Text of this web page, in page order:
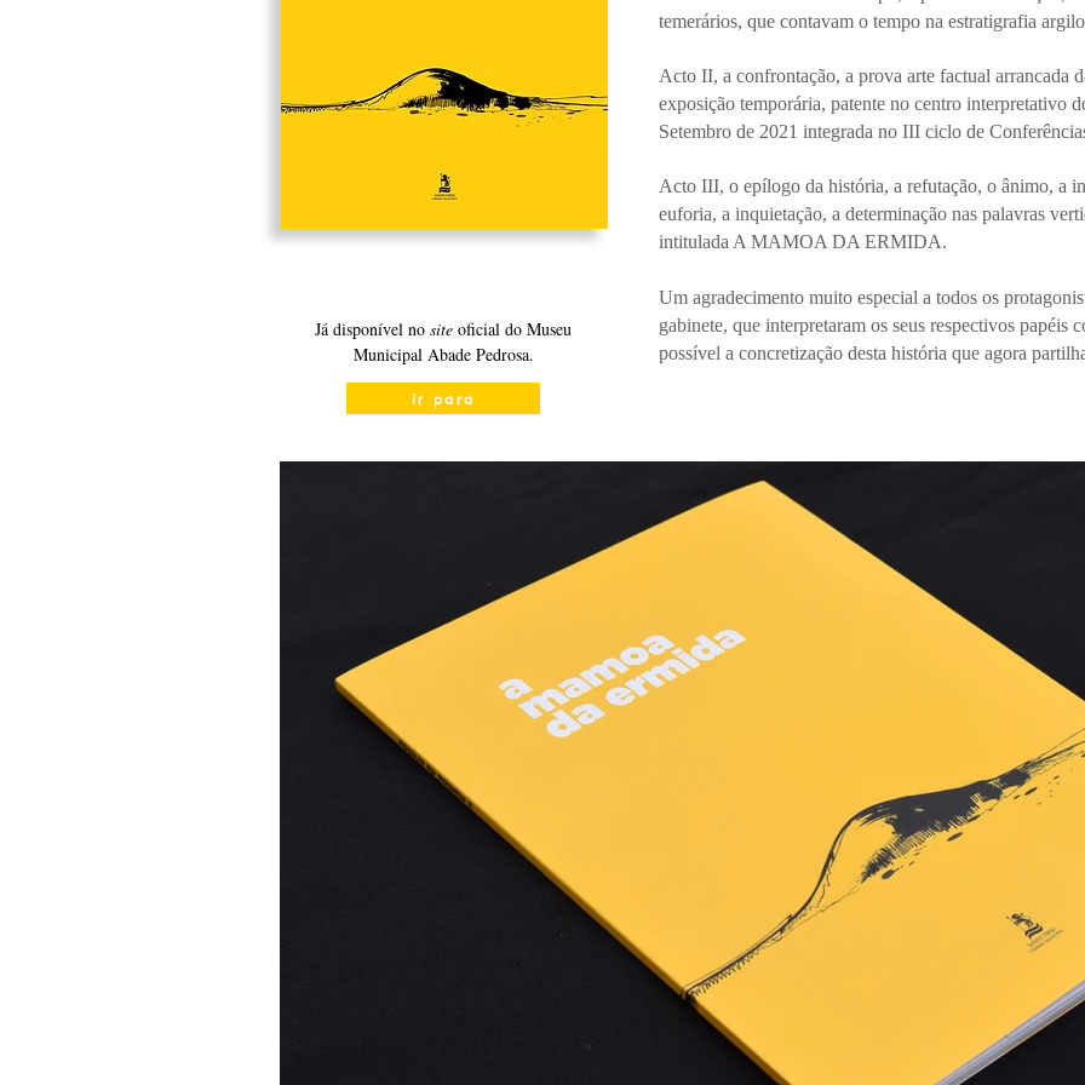
Já disponível no site oficial do Museu
Municipal Abade Pedrosa.
ir para
temerários, que contavam o tempo na estratigrafia
Acto II, a confrontação, a prova arte factual arrancada
exposição temporária, patente no centro interpretativo
Setembro de 2021 integrada no III ciclo de
Acto III, o epílogo da história, a refutação, o ânimo, a
euforia, a inquietação, a determinação nas palavras
intitulada A MAMOA DA ERMIDA.
Um agradecimento muito especial a todos os
gabinete, que interpretaram os seus respectivos papéis
possível a concretização desta história que agora